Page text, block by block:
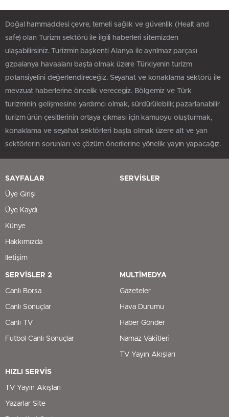
Doğal hammaddesi çevre, temeli sağlık ve güvenlik (Healt and
safe) olan Turizm sektörü ile ilgili haberleri sitemizden
ulaşabilirsiniz. Turizmin başkenti Alanya ile ayrılmaz parçası
gzpalanya havaalanı başta olmak üzere Türkiyenin turizm
potansiyelini değerlendireceğiz. Seyahat ve konaklama sektörü ile
mevzuat haberlerine öncelik verecegiz. Bölgemiz ve Türk
turizminin gelişmesine yardımcı olmak, sürdürülebilir, pazarlanabilir
turizm ürün çesitlerinin ortaya çıkması için kamuoyu oluşturmak,
konaklama ve seyahat sektörleri başta olmak üzere alt ve yan
sektörlerin sorunları ve çözüm önerilerine yönelik yayın yapacağız.
SAYFALAR
Üye Girişi
Üye Kaydı
Künye
Hakkımızda
İletişim
SERVİSLER
SERVİSLER 2
Canlı Borsa
Canlı Sonuçlar
Canlı TV
Futbol Canlı Sonuçlar
MULTİMEDYA
Gazeteler
Hava Durumu
Haber Gönder
Namaz Vakitleri
TV Yayın Akışları
HIZLI SERVİS
TV Yayın Akışları
Yazarlar Site